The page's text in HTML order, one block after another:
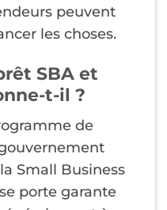
peuvent
les choses.
SBA et
t-il ?
de
Small Business
porte garante